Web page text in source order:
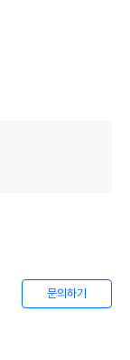
문의하기